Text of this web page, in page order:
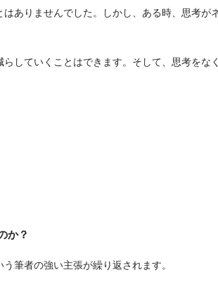
ありませんでした。しかし、ある時、思考が
していくことはできます。そして、思考をな
か？
筆者の強い主張が繰り返されます。